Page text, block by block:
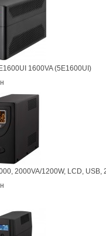
1600VA (5E1600UI)
2000VA/1200W, LCD, USB,